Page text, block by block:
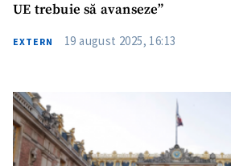
UE trebuie să avanseze”
EXTERN 19 august 2025, 16:13